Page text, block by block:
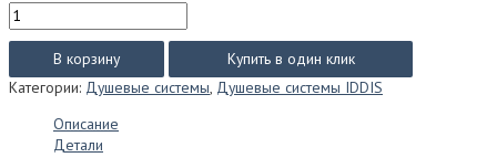
Количество
товара
Душевая
система
IDDIS
СЛАЙД
В корзину
Купить в один клик
Категории: Душевые системы, Душевые системы IDDIS
Описание
Детали